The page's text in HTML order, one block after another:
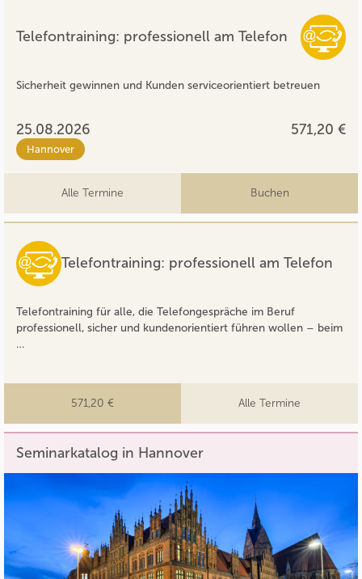
Telefontraining: professionell am Telefon
Sicherheit gewinnen und Kunden serviceorientiert betreuen
25.08.2026 571,20 €
Hannover
Alle Termine Buchen
Telefontraining: professionell am Telefon
Telefontraining für alle, die Telefongespräche im Beruf
professionell, sicher und kundenorientiert führen wollen – beim
…
571,20 € Alle Termine
Seminarkatalog in Hannover